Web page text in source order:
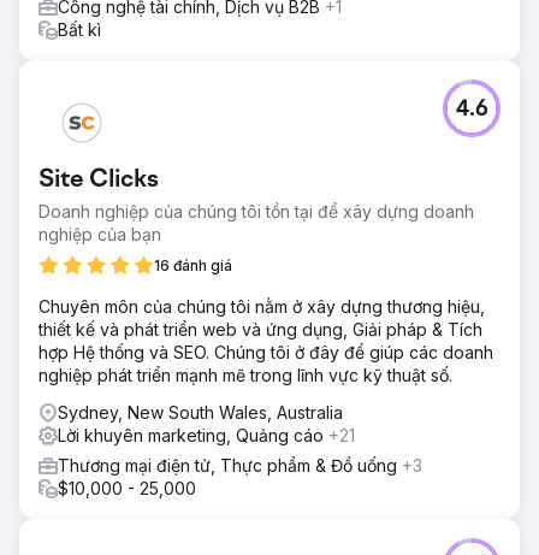
Công nghệ tài chính, Dịch vụ B2B +1
Bất kì
Site Clicks
Doanh nghiệp của chúng tôi tồn tại để xây dựng doanh
nghiệp của bạn
16 đánh giá
4.6
Chuyên môn của chúng tôi nằm ở xây dựng thương hiệu,
thiết kế và phát triển web và ứng dụng, Giải pháp & Tích
hợp Hệ thống và SEO. Chúng tôi ở đây để giúp các doanh
nghiệp phát triển mạnh mẽ trong lĩnh vực kỹ thuật số.
Sydney, New South Wales, Australia
Lời khuyên marketing, Quảng cáo +21
Thương mại điện tử, Thực phẩm & Đồ uống +3
$10,000 - 25,000